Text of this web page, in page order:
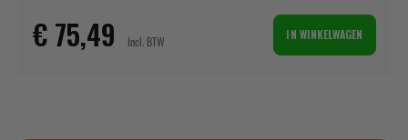
€ 75,49 IN WINKELWAGEN